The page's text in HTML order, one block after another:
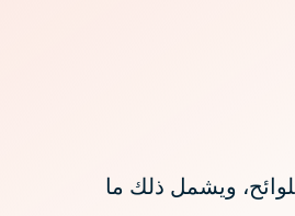
ويشمل ذلك ما